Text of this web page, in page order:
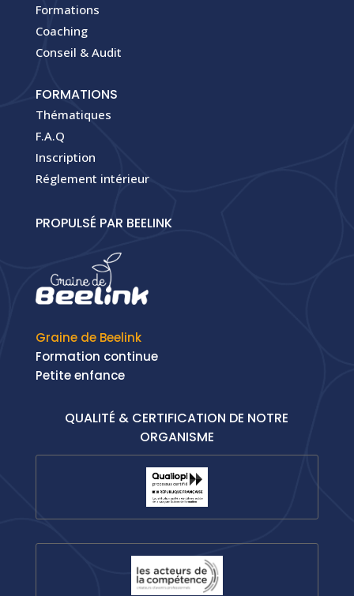
Formations
Coaching
Conseil & Audit
FORMATIONS
Thématiques
F.A.Q
Inscription
Réglement intérieur
PROPULSÉ PAR BEELINK
Graine de Beelink
Formation continue
Petite enfance
QUALITÉ & CERTIFICATION DE NOTRE
ORGANISME